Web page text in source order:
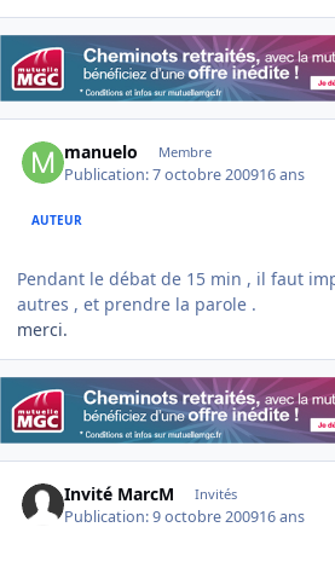
manuelo Membre
Publication:7 octobre 200916 ans
AUTEUR
Pendant le débat de 15 min , il faut
autres , et prendre la parole .
merci.
Invité MarcM Invités
Publication:9 octobre 200916 ans